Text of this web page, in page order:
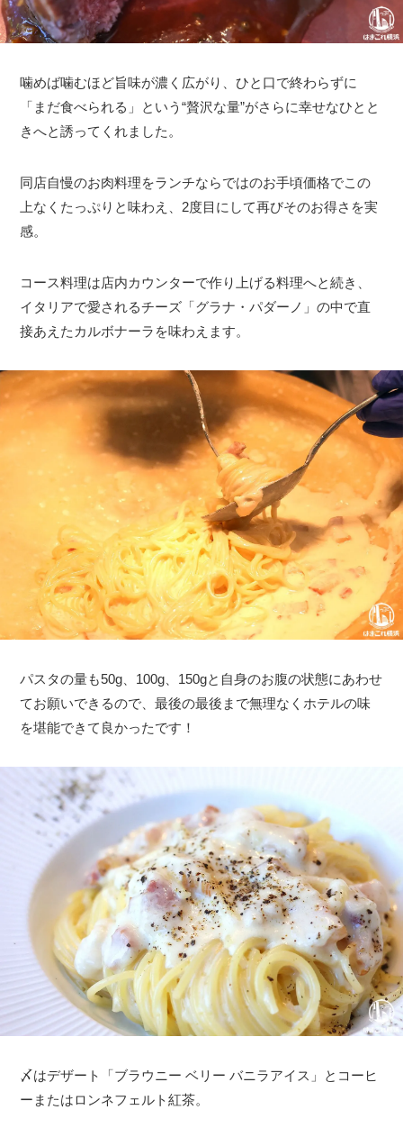
噛めば噛むほど旨味が濃く広がり、ひと口で終わらずに
「まだ食べられる」という“贅沢な量”がさらに幸せなひとと
きへと誘ってくれました。
同店自慢のお肉料理をランチならではのお手頃価格でこの
上なくたっぷりと味わえ、2度目にして再びそのお得さを実
感。
コース料理は店内カウンターで作り上げる料理へと続き、
イタリアで愛されるチーズ「グラナ・パダーノ」の中で直
接あえたカルボナーラを味わえます。
パスタの量も50g、100g、150gと自身のお腹の状態にあわせ
てお願いできるので、最後の最後まで無理なくホテルの味
を堪能できて良かったです！
〆はデザート「ブラウニー ベリー バニラアイス」とコーヒ
ーまたはロンネフェルト紅茶。